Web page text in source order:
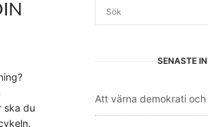
ska du
SENASTE
Att värna demokrati